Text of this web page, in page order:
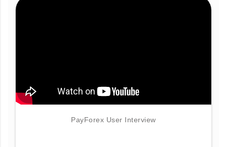
PayForex User Interview